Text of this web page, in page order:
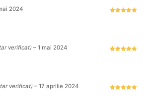
2024
verificat) – 1 mai 2024
verificat) – 17 aprilie 2024